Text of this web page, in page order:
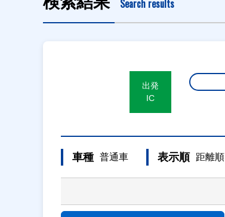
Search results
出発
IC
車種 普通車 表示順 距離順